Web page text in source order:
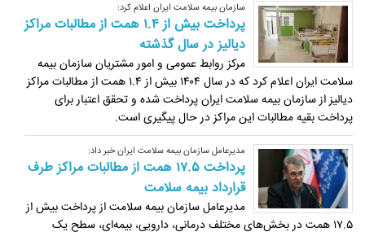
سازمان بیمه سلامت ایران اعلام کرد:
پرداخت بیش از ۱.۴ همت از مطالبات مراکز
دیالیز در سال گذشته
مرکز روابط عمومی و امور مشتریان سازمان بیمه
سلامت ایران اعلام کرد که در سال ۱۴۰۴ بیش از ۱.۴ همت از مطالبات مراکز
دیالیز از سازمان بیمه سلامت ایران پرداخت شده و تحقق اعتبار برای
پرداخت بقیه مطالبات این مراکز در حال پیگیری است.
مدیرعامل سازمان بیمه سلامت ایران خبر داد:
پرداخت ۱۷.۵ همت از مطالبات مراکز طرف
قرارداد بیمه سلامت
مدیرعامل سازمان بیمه سلامت از پرداخت بیش از
۱۷.۵ همت در بخش‌های مختلف درمانی، دارویی، بیمه‌ای، سطح یک